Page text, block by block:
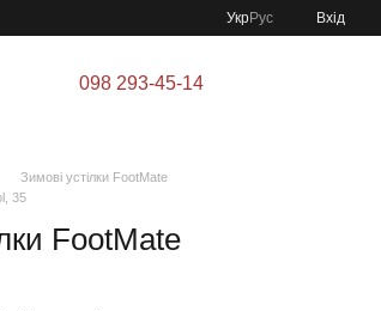
УкрРус Вхід
098 293-45-14
Зимові устілки FootMate
35
FootMate